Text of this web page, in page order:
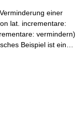
einer
lat. incrementare:
vermindern)
Beispiel ist ein…